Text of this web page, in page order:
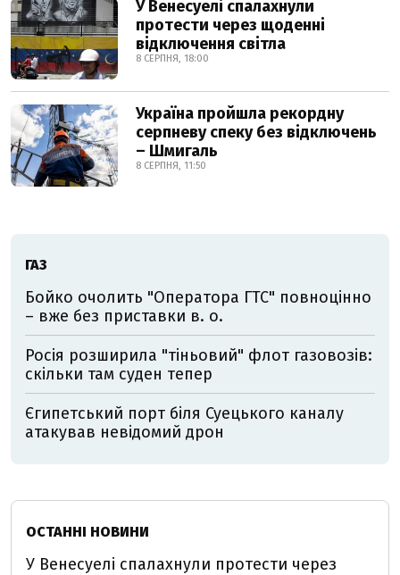
У Венесуелі спалахнули
протести через щоденні
відключення світла
8 СЕРПНЯ, 18:00
Україна пройшла рекордну
серпневу спеку без відключень
– Шмигаль
8 СЕРПНЯ, 11:50
ГАЗ
Бойко очолить "Оператора ГТС" повноцінно
– вже без приставки в. о.
Росія розширила "тіньовий" флот газовозів:
скільки там суден тепер
Єгипетський порт біля Суецького каналу
атакував невідомий дрон
ОСТАННІ НОВИНИ
У Венесуелі спалахнули протести через